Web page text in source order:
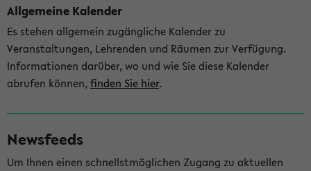
Allgemeine Kalender
Es stehen allgemein zugängliche Kalender zu
Veranstaltungen, Lehrenden und Räumen zur Verfügung.
Informationen darüber, wo und wie Sie diese Kalender
abrufen können, finden Sie hier.
Newsfeeds
Um Ihnen einen schnellstmöglichen Zugang zu aktuellen